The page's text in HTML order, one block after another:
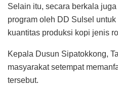
Selain itu, secara berkala
program oleh DD Sulsel
kuantitas produksi kopi jenis
Kepala Dusun Sipatokkong,
masyarakat setempat
tersebut.